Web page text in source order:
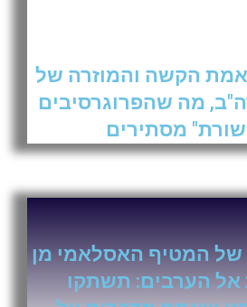
הקשה והמוזרה של
מה שהפרוגרסיבים
מסתירים
של המטיף האסלאמי מן
אל הערבים: תשתקו